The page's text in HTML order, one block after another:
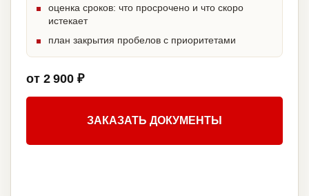
оценка сроков: что просрочено и что скоро
истекает
план закрытия пробелов с приоритетами
от 2 900 ₽
ЗАКАЗАТЬ ДОКУМЕНТЫ